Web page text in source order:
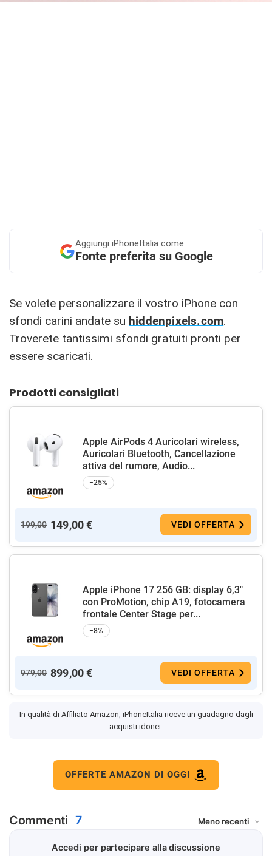
Aggiungi iPhoneItalia come
Fonte preferita su Google
Se volete personalizzare il vostro iPhone con
sfondi carini andate su hiddenpixels.com.
Troverete tantissimi sfondi gratuiti pronti per
essere scaricati.
Prodotti consigliati
Apple AirPods 4 Auricolari wireless,
Auricolari Bluetooth, Cancellazione
attiva del rumore, Audio...
−25%
199,00 149,00 € VEDI OFFERTA
Apple iPhone 17 256 GB: display 6,3"
con ProMotion, chip A19, fotocamera
frontale Center Stage per...
−8%
979,00 899,00 € VEDI OFFERTA
In qualità di Affiliato Amazon, iPhoneItalia riceve un guadagno dagli
acquisti idonei.
OFFERTE AMAZON DI OGGI
Commenti 7
Accedi per partecipare alla discussione